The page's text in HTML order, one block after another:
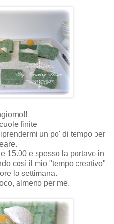
finite,
un po' di tempo per
15.00 e spesso la portavo in
così il mio "tempo creativo"
la settimana.
almeno per me.